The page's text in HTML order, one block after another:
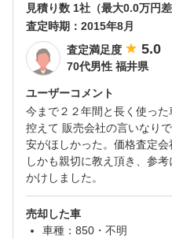
見積り数 1社（最大0.0万円差
査定時期： 2015年8月
査定満足度
5.0
70代男性 福井県
ユーザーコメント
今まで２２年間と長く使っ
控えて 販売会社の言いなり
安がほしかった。価格査定会
しかも親切に教え頂き、参
かけしました。
売却した車
車種：850・不明